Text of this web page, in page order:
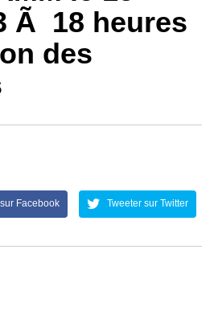
Ã 18 heures
des
Facebook Tweeter sur Twitter